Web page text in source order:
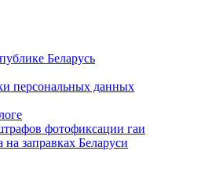
Беларусь
персональных данных
фотофиксации гаи
заправках Беларуси